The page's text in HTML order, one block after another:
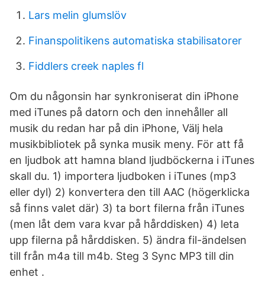
Lars melin glumslöv
Finanspolitikens automatiska stabilisatorer
Fiddlers creek naples fl
Om du någonsin har synkroniserat din iPhone
med iTunes på datorn och den innehåller all
musik du redan har på din iPhone, Välj hela
musikbibliotek på synka musik meny. För att få
en ljudbok att hamna bland ljudböckerna i iTunes
skall du. 1) importera ljudboken i iTunes (mp3
eller dyl) 2) konvertera den till AAC (högerklicka
så finns valet där) 3) ta bort filerna från iTunes
(men låt dem vara kvar på hårddisken) 4) leta
upp filerna på hårddisken. 5) ändra fil-ändelsen
till från m4a till m4b. Steg 3 Sync MP3 till din
enhet .